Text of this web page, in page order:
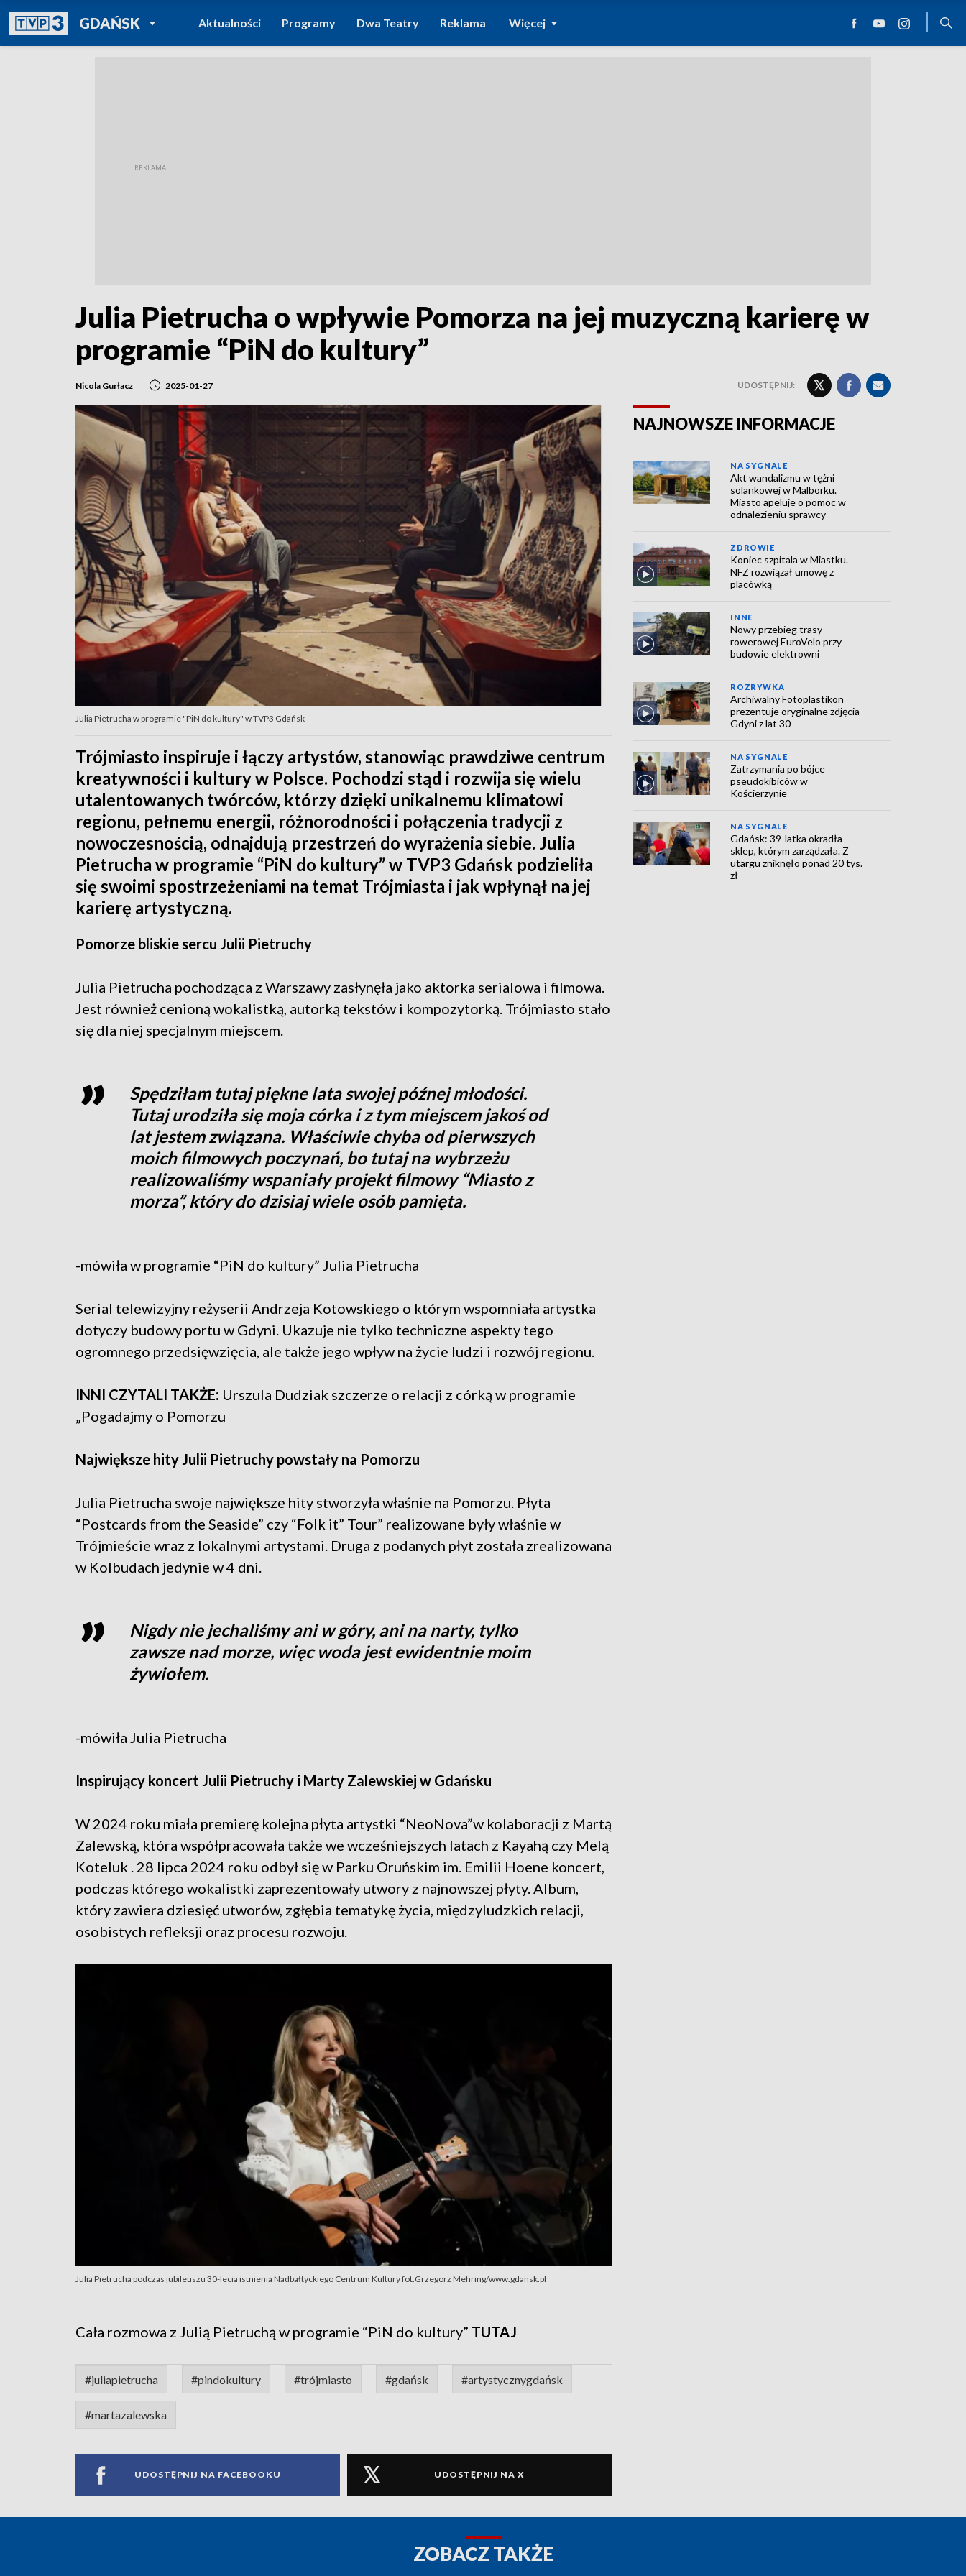
GDAŃSKPOWRÓT DO
TVP REGIONY
Aktualności Programy Dwa Teatry Reklama Więcej
Julia Pietrucha o wpływie Pomorza na jej muzyczną karierę w
programie “PiN do kultury”
Nicola Gurłacz 2025-01-27 UDOSTĘPNIJ:
Julia Pietrucha w programie "PiN do kultury" w TVP3 Gdańsk
Trójmiasto inspiruje i łączy artystów, stanowiąc prawdziwe centrum
kreatywności i kultury w Polsce. Pochodzi stąd i rozwija się wielu
utalentowanych twórców, którzy dzięki unikalnemu klimatowi
regionu, pełnemu energii, różnorodności i połączenia tradycji z
nowoczesnością, odnajdują przestrzeń do wyrażenia siebie. Julia
Pietrucha w programie “PiN do kultury” w TVP3 Gdańsk podzieliła
się swoimi spostrzeżeniami na temat Trójmiasta i jak wpłynął na jej
karierę artystyczną.
Pomorze bliskie sercu Julii Pietruchy
Julia Pietrucha pochodząca z Warszawy zasłynęła jako aktorka serialowa i filmowa.
Jest również cenioną wokalistką, autorką tekstów i kompozytorką. Trójmiasto stało
się dla niej specjalnym miejscem.
Spędziłam tutaj piękne lata swojej późnej młodości.
Tutaj urodziła się moja córka i z tym miejscem jakoś od
lat jestem związana. Właściwie chyba od pierwszych
moich filmowych poczynań, bo tutaj na wybrzeżu
realizowaliśmy wspaniały projekt filmowy “Miasto z
morza”, który do dzisiaj wiele osób pamięta.
-mówiła w programie “PiN do kultury” Julia Pietrucha
Serial telewizyjny reżyserii Andrzeja Kotowskiego o którym wspomniała artystka
dotyczy budowy portu w Gdyni. Ukazuje nie tylko techniczne aspekty tego
ogromnego przedsięwzięcia, ale także jego wpływ na życie ludzi i rozwój regionu.
INNI CZYTALI TAKŻE: Urszula Dudziak szczerze o relacji z córką w programie
„Pogadajmy o Pomorzu
Największe hity Julii Pietruchy powstały na Pomorzu
Julia Pietrucha swoje największe hity stworzyła właśnie na Pomorzu. Płyta
“Postcards from the Seaside” czy “Folk it” Tour” realizowane były właśnie w
Trójmieście wraz z lokalnymi artystami. Druga z podanych płyt została zrealizowana
w Kolbudach jedynie w 4 dni.
Nigdy nie jechaliśmy ani w góry, ani na narty, tylko
zawsze nad morze, więc woda jest ewidentnie moim
żywiołem.
-mówiła Julia Pietrucha
Inspirujący koncert Julii Pietruchy i Marty Zalewskiej w Gdańsku
W 2024 roku miała premierę kolejna płyta artystki “NeoNova”w kolaboracji z Martą
Zalewską, która współpracowała także we wcześniejszych latach z Kayahą czy Melą
Koteluk . 28 lipca 2024 roku odbył się w Parku Oruńskim im. Emilii Hoene koncert,
podczas którego wokalistki zaprezentowały utwory z najnowszej płyty. Album,
który zawiera dziesięć utworów, zgłębia tematykę życia, międzyludzkich relacji,
osobistych refleksji oraz procesu rozwoju.
Julia Pietrucha podczas jubileuszu 30-lecia istnienia Nadbałtyckiego Centrum Kultury fot.Grzegorz Mehring/www.gdansk.pl
Cała rozmowa z Julią Pietruchą w programie “PiN do kultury” TUTAJ
#juliapietrucha #pindokultury #trójmiasto #gdańsk #artystycznygdańsk
#martazalewska
UDOSTĘPNIJ NA FACEBOOKU UDOSTĘPNIJ NA X
NAJNOWSZE INFORMACJE
NA SYGNALE
Akt wandalizmu w tężni
solankowej w Malborku.
Miasto apeluje o pomoc w
odnalezieniu sprawcy
ZDROWIE
Koniec szpitala w Miastku.
NFZ rozwiązał umowę z
placówką
INNE
Nowy przebieg trasy
rowerowej EuroVelo przy
budowie elektrowni
ROZRYWKA
Archiwalny Fotoplastikon
prezentuje oryginalne zdjęcia
Gdyni z lat 30
NA SYGNALE
Zatrzymania po bójce
pseudokibiców w
Kościerzynie
NA SYGNALE
Gdańsk: 39-latka okradła
sklep, którym zarządzała. Z
utargu zniknęło ponad 20 tys.
zł
ZOBACZ TAKŻE